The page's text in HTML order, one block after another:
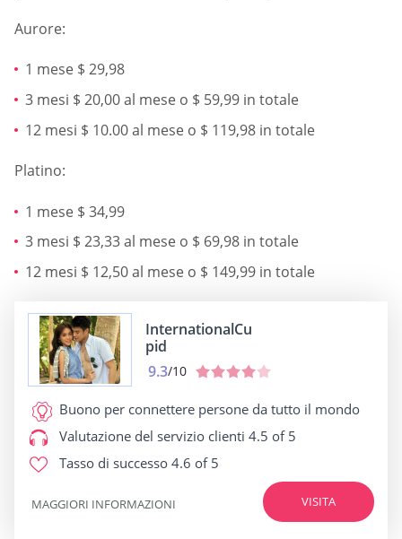
Aurore:
1 mese $ 29,98
3 mesi $ 20,00 al mese o $ 59,99 in totale
12 mesi $ 10.00 al mese o $ 119,98 in totale
Platino:
1 mese $ 34,99
3 mesi $ 23,33 al mese o $ 69,98 in totale
12 mesi $ 12,50 al mese o $ 149,99 in totale
InternationalCu
pid
9.3/10
Buono per connettere persone da tutto il mondo
Valutazione del servizio clienti 4.5 of 5
Tasso di successo 4.6 of 5
VISITA
MAGGIORI INFORMAZIONI